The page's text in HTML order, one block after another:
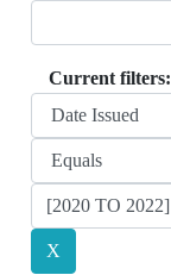
Current filters: